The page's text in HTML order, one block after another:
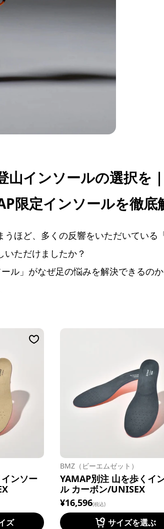
山インソールの選択を
限定インソールを徹底
ほど、多くの反響をいただいている
いただけましたか？
ル」がなぜ足の悩みを解決できるの
ンソー
ズ
BMZ（ビーエムゼット）
YAMAP別注 山を歩くイ
ル カーボン/UNISEX
¥16,596(税込)
サイズを選ぶ